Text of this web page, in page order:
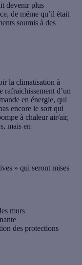
devenir plus
, de même qu’il était
soumis à des
la climatisation à
rafraichissement d’un
en énergie, qui
encore le sort qui
à chaleur air/air,
mais en
» qui seront mises
murs
des protections